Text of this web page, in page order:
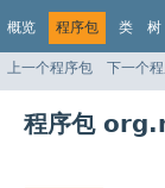
概览 程序包 类 树
上一个程序包 下一个
程序包